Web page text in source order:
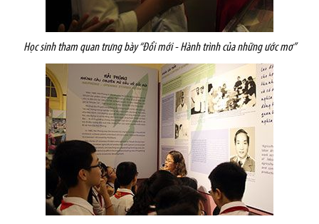
Học sinh tham quan trưng bày“Đổimới - Hành trình của những ước mơ”